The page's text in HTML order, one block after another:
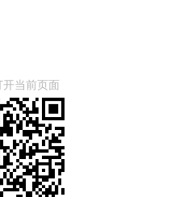
当前页面